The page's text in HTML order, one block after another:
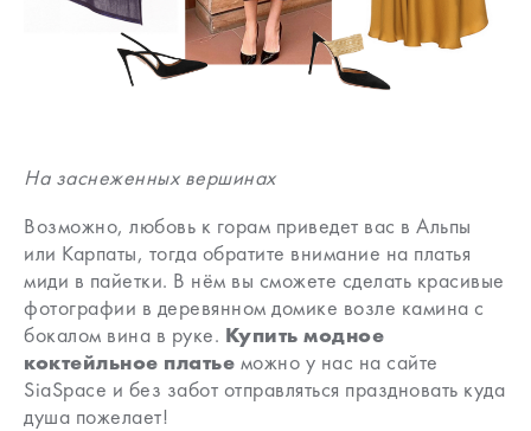
На заснеженных вершинах
Возможно, любовь к горам приведет вас в Альпы
или Карпаты, тогда обратите внимание на платья
миди в пайетки. В нём вы сможете сделать красивые
фотографии в деревянном домике возле камина с
бокалом вина в руке. Купить модное
коктейльное платье можно у нас на сайте
SiaSpace и без забот отправляться праздновать куда
душа пожелает!